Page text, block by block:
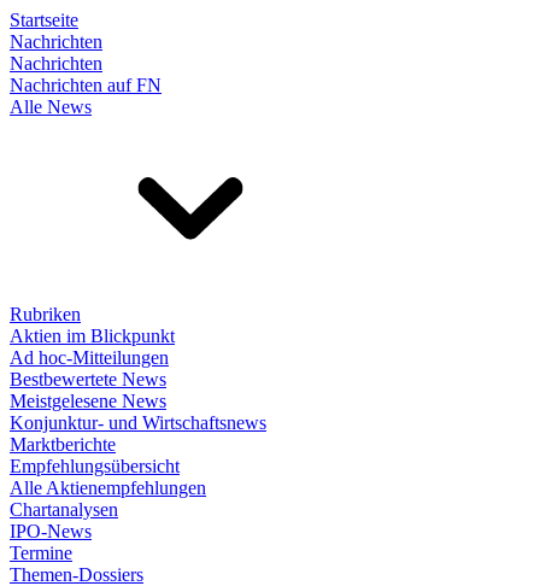
Startseite
Nachrichten
Nachrichten
Nachrichten auf FN
Alle News
Rubriken
Aktien im Blickpunkt
Ad hoc-Mitteilungen
Bestbewertete News
Meistgelesene News
Konjunktur- und Wirtschaftsnews
Marktberichte
Empfehlungsübersicht
Alle Aktienempfehlungen
Chartanalysen
IPO-News
Termine
Themen-Dossiers